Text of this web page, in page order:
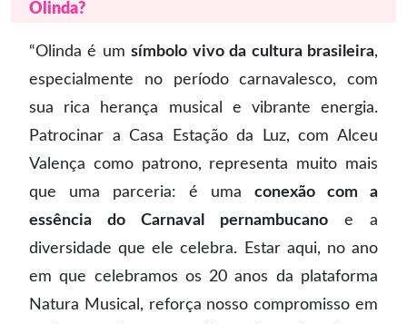
Olinda?
“Olinda é umsímbolo vivo da cultura brasileira,
especialmente no período carnavalesco, com
sua rica herança musical e vibrante energia.
Patrocinar a Casa Estação da Luz, com Alceu
Valença como patrono, representa muito mais
que uma parceria: é uma conexão com a
essência do Carnaval pernambucano e a
diversidade que ele celebra. Estar aqui, no ano
em que celebramos os 20 anos da plataforma
Natura Musical, reforça nosso compromisso em